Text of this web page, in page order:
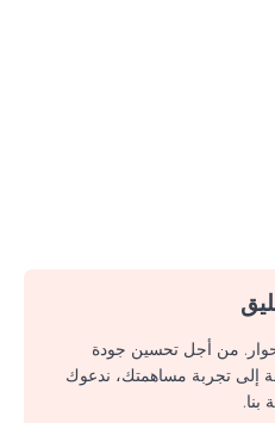
من أجل تحسين جودة
إلى تجربة مساهمتك، ندعوك
بنا.